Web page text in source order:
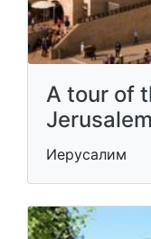
A tour of
Jerusalem
Иерусалим